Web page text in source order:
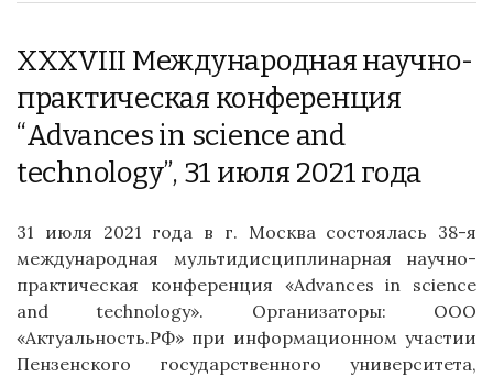
к
XXXVIII Международная научно-
практическая конференция
“Advances in science and
technology”, 31 июля 2021 года
31 июля 2021 года в г. Москва состоялась 38-я
международная мультидисциплинарная научно-
практическая конференция «Advances in science
and technology». Организаторы: ООО
«Актуальность.РФ» при информационном участии
Пензенского государственного университета,